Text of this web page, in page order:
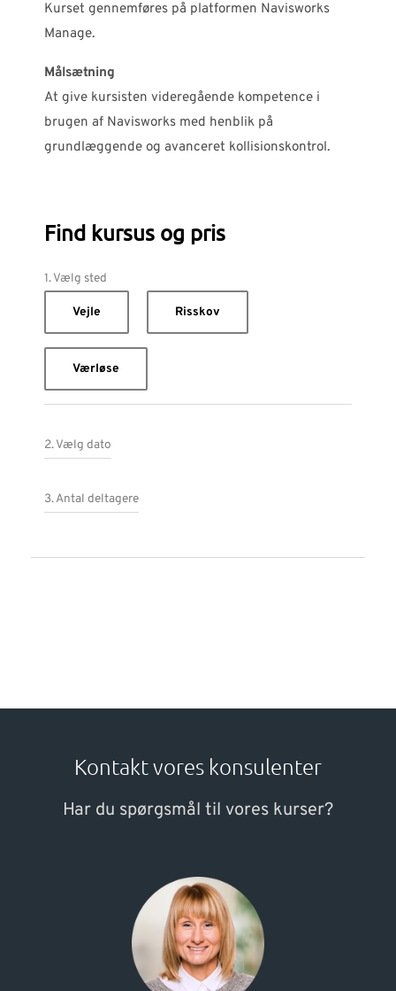
Kurset gennemføres på platformen Navisworks
Manage.
Målsætning
At give kursisten videregående kompetence i
brugen af Navisworks med henblik på
grundlæggende og avanceret kollisionskontrol.
Find kursus og pris
1. Vælg sted
Vejle Risskov
Værløse
2. Vælg dato
3. Antal deltagere
Kontakt vores konsulenter
Har du spørgsmål til vores kurser?